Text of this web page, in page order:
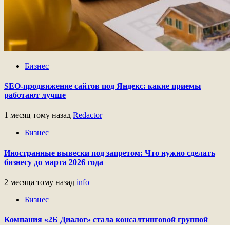
Бизнес
SEO-продвижение сайтов под Яндекс: какие приемы
работают лучше
1 месяц тому назад Redactor
Бизнес
Иностранные вывески под запретом: Что нужно сделать
бизнесу до марта 2026 года
2 месяца тому назад info
Бизнес
Компания «2Б Диалог» стала консалтинговой группой